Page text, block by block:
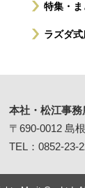
特集・ま
ラズダ
本社・松江事務
〒690-0012 島
TEL：0852-23-